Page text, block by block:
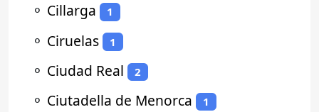
⚬ Cillarga 1
⚬ Ciruelas 1
⚬ Ciudad Real 2
⚬ Ciutadella de Menorca 1